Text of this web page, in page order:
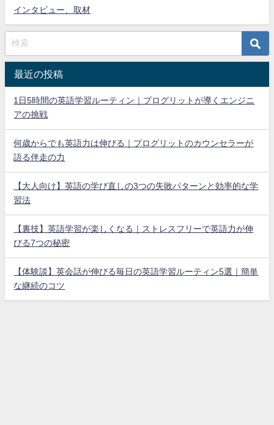
インタビュー、取材
最近の投稿
1日5時間の英語学習ルーティン｜プログリットが導くエンジニ
アの挑戦
何歳からでも英語力は伸びる｜プログリットのカウンセラーが
語る伴走の力
【大人向け】英語の学び直しの3つの失敗パターンと効率的な学
習法
【裏技】英語学習が楽しくなる｜ストレスフリーで英語力が伸
びる7つの秘密
【体験談】英会話が伸びる毎日の英語学習ルーティン5選｜簡単
な継続のコツ